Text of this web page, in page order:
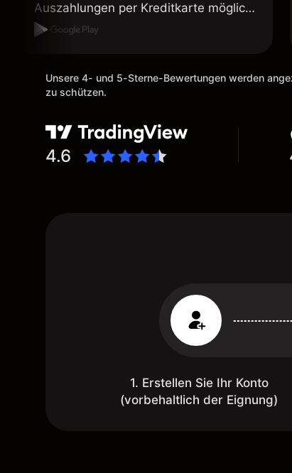
Auszahlungen per Kreditkarte möglich.
Auszahlungen immer schnell und
wie es bei Naga ist wäre
wünschenswert.
Unsere 4- und 5-Sterne-Bewertungen werden
zu schützen.
4.6
1. Erstellen Sie Ihr Konto
(vorbehaltlich der Eignung)